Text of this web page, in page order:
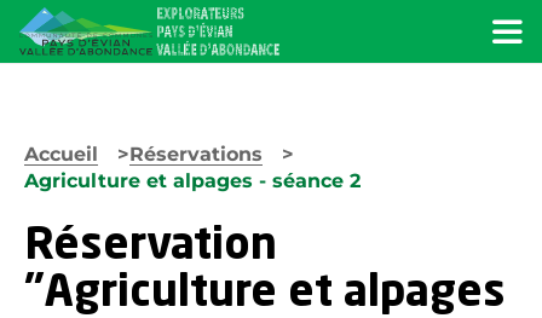
Accueil
Réservations
Agriculture et alpages - séance 2
Réservation
"Agriculture et alpages